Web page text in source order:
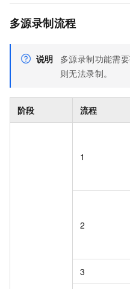
多源录制流程
说明
多源录制功能需
则无法录制。
阶段 流程
1
2
3